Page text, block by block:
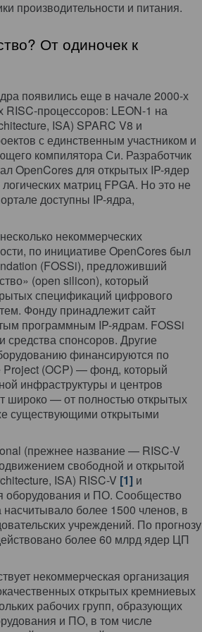
производительности и питания.
От одиночек к
появились еще в начале 2000-х
RISC-процессоров: LEON-1 на
ISA) SPARC V8 и
с единственным участником и
компилятора Си. Разработчик
OpenCores для открытых IP-ядер
матриц FPGA. Но это не
доступны IP-ядра,
некоммерческих
по инициативе OpenCores был
(FOSSi), предложивший
(open silicon), который
спецификаций цифрового
Фонду принадлежит сайт
программным IP-ядрам. FOSSi
спонсоров. Другие
финансируются по
Project (OCP) — фонд, который
инфраструктуры и центров
широко — от полностью открытых
существующими открытыми
(прежнее название — RISC-V
свободной и открытой
ISA) RISC-V [1] и
оборудования и ПО. Сообщество
насчитывало более 1500 членов, в
учреждений. По прогнозу
более 60 млрд ядер ЦП
некоммерческая организация
открытых кремниевых
рабочих групп, образующих
и ПО, в том числе